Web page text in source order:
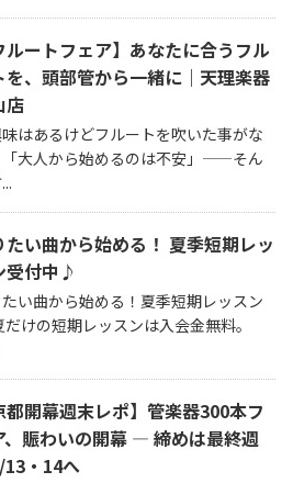
ルートフェア】あなたに合うフル
を、頭部管から一緒に｜天理楽器
店
味はあるけどフルートを吹いた事がな
「大人から始めるのは不安」——そん
たい曲から始める！ 夏季短期レッ
受付中♪
い曲から始める！夏季短期レッスン
けの短期レッスンは入会金無料。
都開幕週末レポ】管楽器300本フ
、賑わいの開幕 — 締めは最終週
・14へ